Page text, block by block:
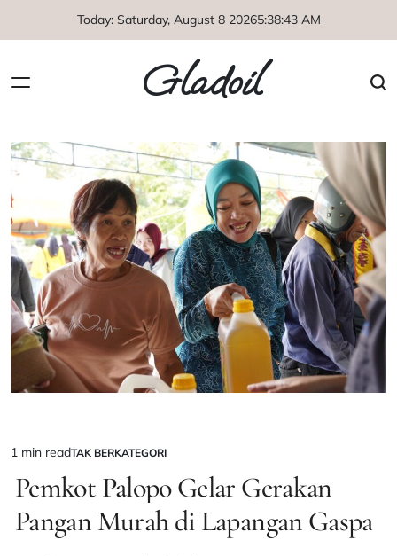
Today: Saturday, August 8 20265:38:43 AM
Gladoil
Estimated
read
time
1 min readPOSTED
TAK BERKATEGORI
Pemkot Palopo Gelar Gerakan
Pangan Murah di Lapangan Gaspa